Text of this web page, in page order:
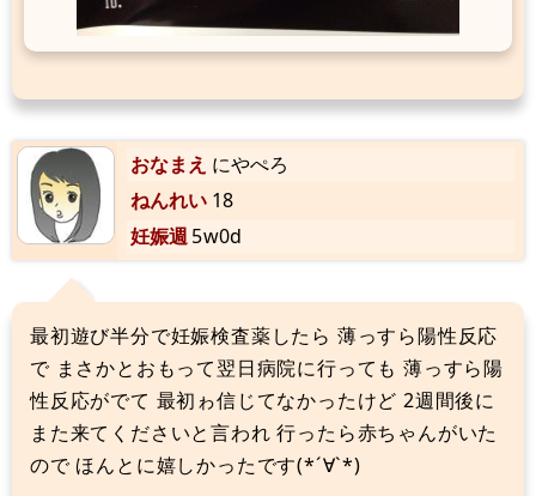
おなまえ にやぺろ
ねんれい 18
妊娠週5w0d
最初遊び半分で妊娠検査薬したら 薄っすら陽性反応
で まさかとおもって翌日病院に行っても 薄っすら陽
性反応がでて 最初ゎ信じてなかったけど 2週間後に
また来てくださいと言われ 行ったら赤ちゃんがいた
ので ほんとに嬉しかったです(*´∀`*)